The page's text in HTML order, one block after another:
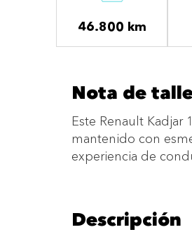
46.800 km
Nota de
Este Renault
mantenido con
experiencia de
Descripción